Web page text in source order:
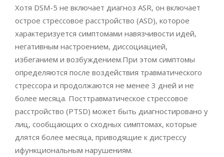
Хотя DSM-5 не включает диагноз ASR, он включает
острое стрессовое расстройство (ASD), которое
характеризуется симптомами навязчивости идей,
негативным настроением, диссоциацией,
избеганием и возбуждением.При этом симптомы
определяются после воздействия травматического
стрессора и продолжаются не менее 3 дней и не
более месяца. Посттравматическое стрессовое
расстройство (PTSD) может быть диагностировано у
лиц, сообщающих о сходных симптомах, которые
длятся более месяца, приводящие к дистрессу
ифункциональным нарушениям.